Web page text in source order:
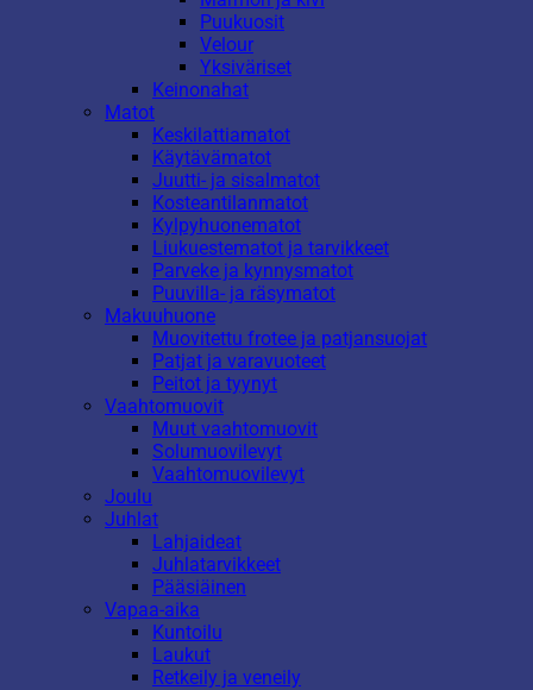
Puukuosit
Velour
Yksiväriset
Keinonahat
Matot
Keskilattiamatot
Käytävämatot
Juutti- ja sisalmatot
Kosteantilanmatot
Kylpyhuonematot
Liukuestematot ja tarvikkeet
Parveke ja kynnysmatot
Puuvilla- ja räsymatot
Makuuhuone
Muovitettu frotee ja patjansuojat
Patjat ja varavuoteet
Peitot ja tyynyt
Vaahtomuovit
Muut vaahtomuovit
Solumuovilevyt
Vaahtomuovilevyt
Joulu
Juhlat
Lahjaideat
Juhlatarvikkeet
Pääsiäinen
Vapaa-aika
Kuntoilu
Laukut
Retkeily ja veneily